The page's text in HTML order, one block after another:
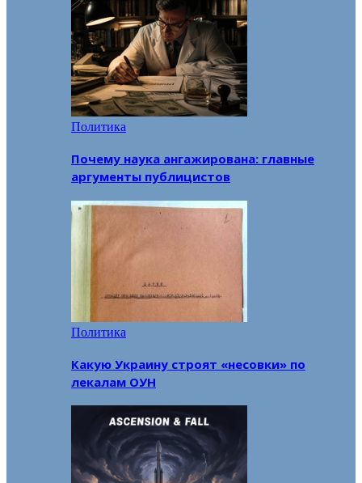
Политика
Почему наука ангажирована: главные
аргументы публицистов
Политика
Какую Украину строят «несовки» по
лекалам ОУН